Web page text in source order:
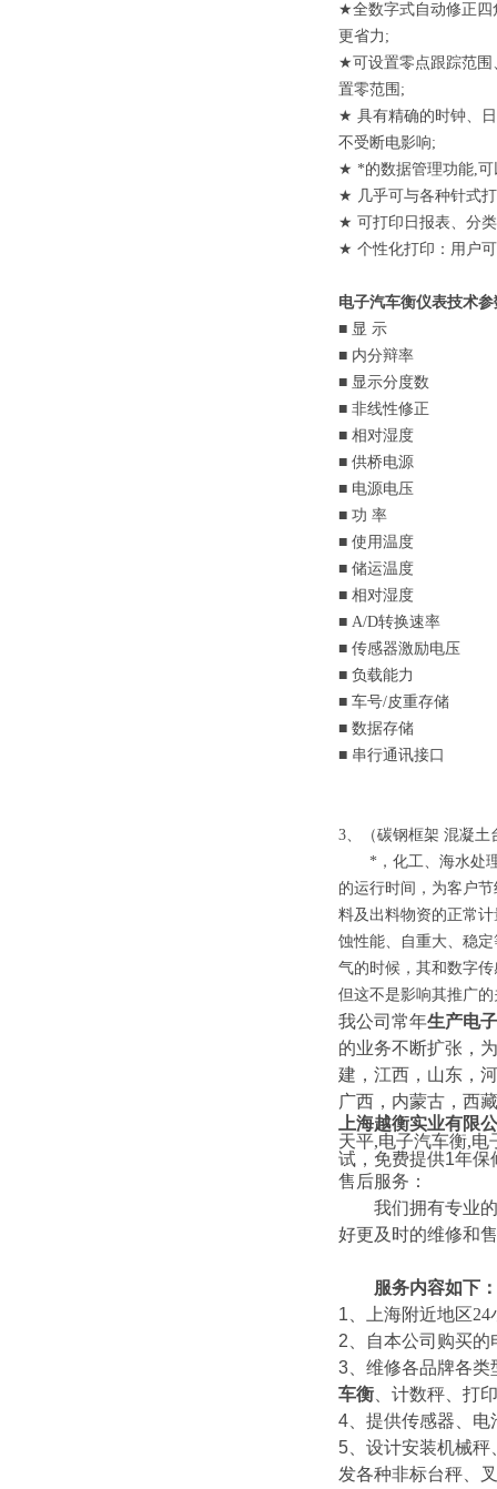
★全数字式自动修正
更省力 ;
★可设置零点跟踪范
置零范围 ;
★ 具有精确的时钟、
不受断电影响;
★ *的数据管理功能 可
★ 几乎可与各种针式
★ 可打印日报表、分
★ 个性化打印：用户
电子汽车衡仪表技术参
■ 显 示
■ 内分辩率
■ 显示分度数
■ 非线性修正
■ 相对湿度
■ 供桥电源
■ 电源电压
■ 功 率
■ 使用温度
■ 储运温度
■ 相对湿度
■ A/D转换速率
■ 传感器激励电压
■ 负载能力
■ 车号/皮重存储
■ 数据存储
■ 串行通讯接口
3 、（碳钢框架 混凝土
*，化工、海水处
的运行时间，为客户
料及出料物资的正常
蚀性能、自重大、稳
气的时候，其和数字
但这不是影响其推广
我公司常年生产电
的业务不断扩张，
建，江西，山东，
广西，内蒙古，西
上海越衡实业有限
天平,电子汽车衡,电
试，免费提供1年保
售后服务：
我们拥有专业的
好更及时的维修和
服务内容如下：
1 、上海附近地区24
2 、自本公司购买
3 、维修各品牌各
车衡 、计数秤、打
4 、提供传感器、
5 、设计安装机械
发各种非标台秤、